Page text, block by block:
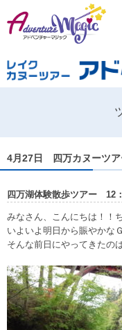
4月27日 四万カヌーツ
四万湖体験散歩ツアー 12
みなさん、こんにちは！！
いよいよ明日から賑やかな
そんな前日にやってきたの